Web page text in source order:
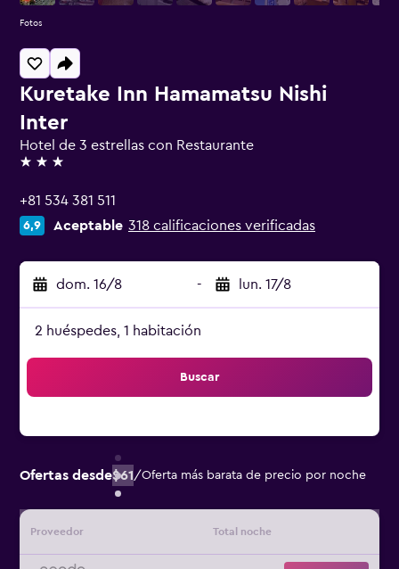
Kuretake Inn Hamamatsu Nishi
Inter
Hotel de 3 estrellas con Restaurante
3 estrellas
+81 534 381 511
6,9 Aceptable 318 calificaciones verificadas
dom. 16/8 - lun. 17/8
2 huéspedes, 1 habitación
Buscar
Ofertas desde$61/Oferta más barata de precio por noche
Proveedor Total noche
Fotos